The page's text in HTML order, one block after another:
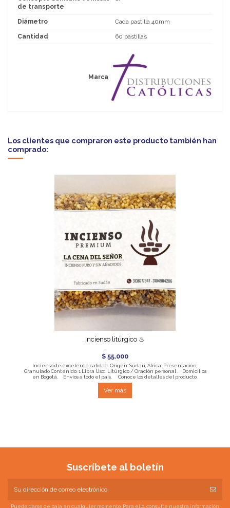
de transporte
Diámetro Cada pastilla 40mm
Cantidad 60 pastillas
Marca
Los clientes que compraron este producto también han
comprado:
Incienso litúrgico ♨
$ 55.000
Incienso de excelente calidad. Origen: Súdan, África. Presentación:
Granulado Contenido: 1 Libra Uso: Litúrgico / Oración personal . Domicilios
en Bogotá. Envíos a todo el país. Conoce los detalles del producto.
Ver más
Suscríbete al boletín
Puede darse de baja en cualquier momento. Para ello, consulte nuestra información